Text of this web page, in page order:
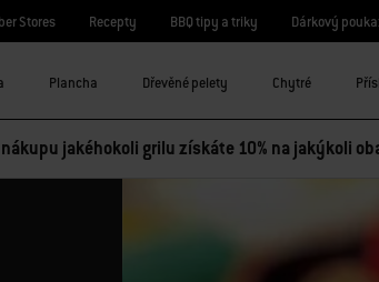
Stores Recepty BBQ tipy a triky Dárkový
Plancha Dřevěné pelety Chytré
jakéhokoli grilu získáte 10% na jakýkoli